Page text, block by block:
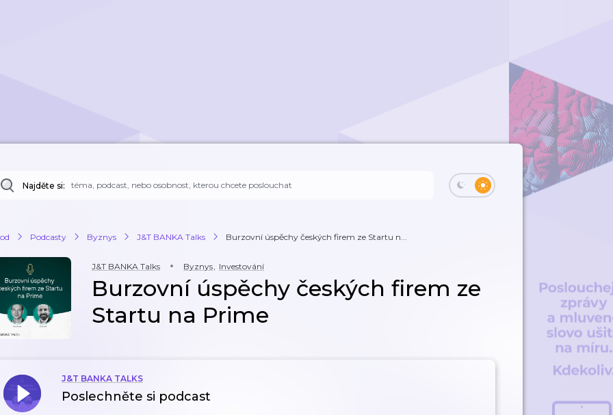
Najděte si:
Podcasty Byznys J&T BANKA Talks Burzovní úspěchy českých firem ze Startu n...
J&T BANKA Talks Byznys, Investování
Burzovní úspěchy českých firem ze
Startu na Prime
J&T BANKA TALKS
Poslechněte si podcast